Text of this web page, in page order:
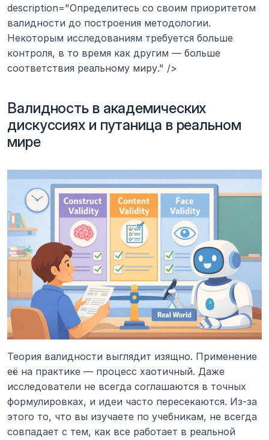
description="Определитесь со своим приоритетом
валидности до построения методологии.
Некоторым исследованиям требуется больше
контроля, в то время как другим — больше
соответствия реальному миру." />
Валидность в академических
дискуссиях и путаница в реальном
мире
Теория валидности выглядит изящно. Применение
её на практике — процесс хаотичный. Даже
исследователи не всегда соглашаются в точных
формулировках, и идеи часто пересекаются. Из-за
этого то, что вы изучаете по учебникам, не всегда
совпадает с тем, как все работает в реальной